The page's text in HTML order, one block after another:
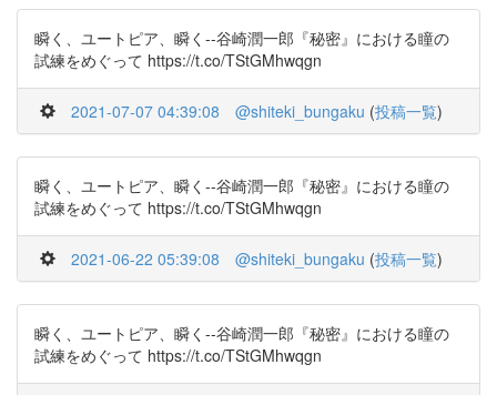
瞬く、ユートピア、瞬く--谷崎潤一郎『秘密』における瞳の
試練をめぐって https://t.co/TStGMhwqgn
2021-07-07 04:39:08 @shiteki_bungaku (投稿一覧)
瞬く、ユートピア、瞬く--谷崎潤一郎『秘密』における瞳の
試練をめぐって https://t.co/TStGMhwqgn
2021-06-22 05:39:08 @shiteki_bungaku (投稿一覧)
瞬く、ユートピア、瞬く--谷崎潤一郎『秘密』における瞳の
試練をめぐって https://t.co/TStGMhwqgn